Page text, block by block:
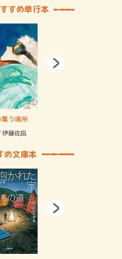
すめ単行本
集う場所
伊藤佐凪
め文庫本